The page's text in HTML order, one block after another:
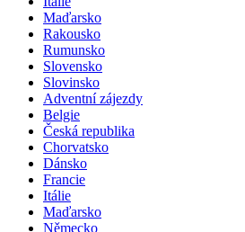
Maďarsko
Rakousko
Rumunsko
Slovensko
Slovinsko
Adventní zájezdy
Belgie
Česká republika
Chorvatsko
Dánsko
Francie
Itálie
Maďarsko
Německo